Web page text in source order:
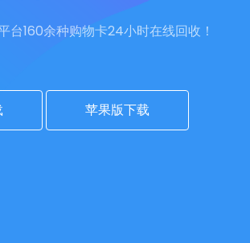
台160余种购物卡24小时在线回收！
苹果版下载